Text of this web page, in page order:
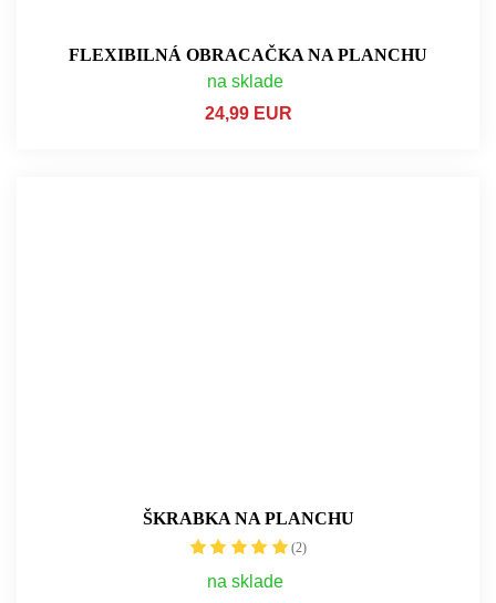
FLEXIBILNÁ OBRACAČKA NA PLANCHU
na sklade
24,99 EUR
ŠKRABKA NA PLANCHU
(2)
na sklade